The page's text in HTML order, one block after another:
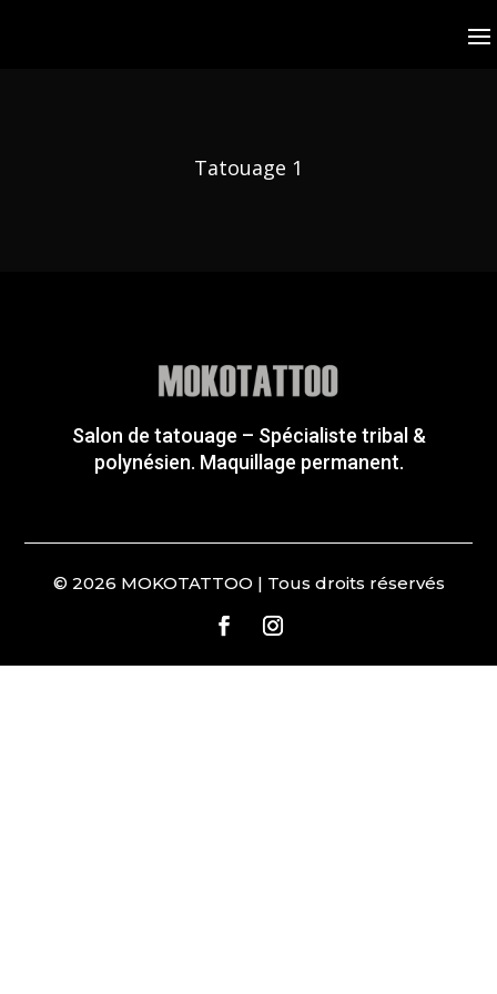
Tatouage 1
Salon de tatouage – Spécialiste tribal &
polynésien. Maquillage permanent.
© 2026 MOKOTATTOO | Tous droits réservés